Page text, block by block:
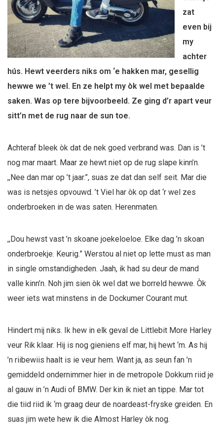
zat
even bij
my
achter
hús. Hewt veerders niks om ‘e hakken mar, gesellig
hewwe we ’t wel. En ze helpt my òk wel met bepaalde
saken. Was op tere bijvoorbeeld. Ze ging d’r apart veur
sitt’n met de rug naar de sun toe.
Achteraf bleek òk dat de nek goed verbrand was. Dan is ’t
nog mar maart. Maar ze hewt niet op de rug slape kinn’n.
,,Nee dan mar op ’t jaar.”, suas ze dat dan self seit. Mar die
was is netsjes opvouwd. ’t Viel har òk op dat ‘r wel zes
onderbroeken in de was saten. Herenmaten.
,,Dou hewst vast ’n skoane joekeloeloe. Elke dag ’n skoan
onderbroekje. Keurig.” Werstou al niet op lette must as man
in single omstandigheden. Jaah, ik had su deur de mand
valle kinn’n. Noh jim sien òk wel dat we borreld hewwe. Òk
weer iets wat minstens in de Dockumer Courant mut.
Hindert mij niks. Ik hew in elk geval de Littlebit More Harley
veur Rik klaar. Hij is nog gieniens elf mar, hij hewt ‘m. As hij
’n riibewiis haalt is ie veur hem. Want ja, as seun fan ’n
gemiddeld ondernimmer hier in de metropole Dokkum riid je
al gauw in ’n Audi of BMW. Der kin ik niet an tippe. Mar tot
die tiid riid ik ‘m graag deur de noardeast-fryske greiden. En
suas jim wete hew ik die Almost Harley òk nog.